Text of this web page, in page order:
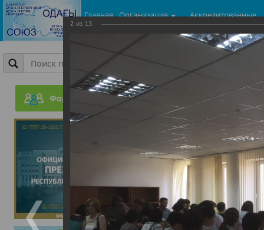
Главная Организация
Аккредитованные
центры
Форум
Фотогалерея
Ежеквартальный
законодательные
доходом физических
28.07.2017
2 из 13